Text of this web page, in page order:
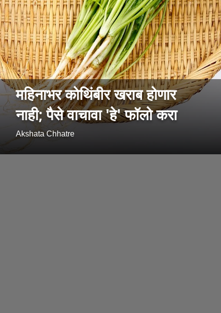
महिनाभर कोथिंबीर खराब होणार
नाही; पैसे वाचावा 'हे' फॉलो करा
Akshata Chhatre